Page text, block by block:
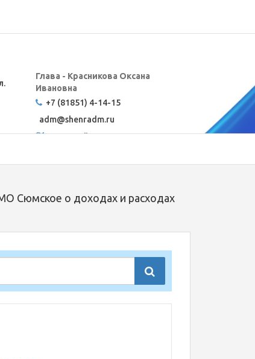
Глава - Красникова Оксана
Ивановна
+7 (81851) 4-14-15
adm@shenradm.ru
Карта сайта
Сюмское о доходах и расходах